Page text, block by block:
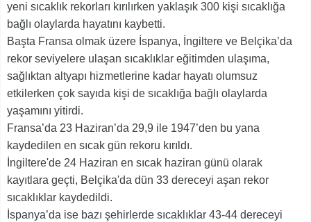
yeni sıcaklık rekorları kırılırken yaklaşık 300 kişi sıcaklığa
bağlı olaylarda hayatını kaybetti.
Başta Fransa olmak üzere İspanya, İngiltere ve Belçika’da
rekor seviyelere ulaşan sıcaklıklar eğitimden ulaşıma,
sağlıktan altyapı hizmetlerine kadar hayatı olumsuz
etkilerken çok sayıda kişi de sıcaklığa bağlı olaylarda
yaşamını yitirdi.
Fransa’da 23 Haziran’da 29,9 ile 1947’den bu yana
kaydedilen en sıcak gün rekoru kırıldı.
İngiltere'de 24 Haziran en sıcak haziran günü olarak
kayıtlara geçti, Belçika'da dün 33 dereceyi aşan rekor
sıcaklıklar kaydedildi.
İspanya’da ise bazı şehirlerde sıcaklıklar 43-44 dereceyi